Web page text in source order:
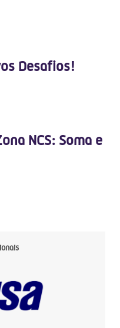
Desafios!
NCS: Soma e